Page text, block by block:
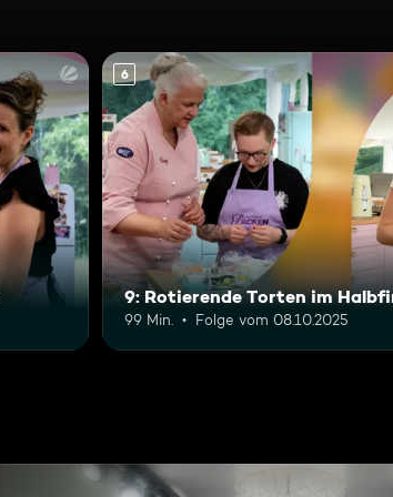
6
9: Rotierende Torten im
99 Min. Folge vom 08.10.2025